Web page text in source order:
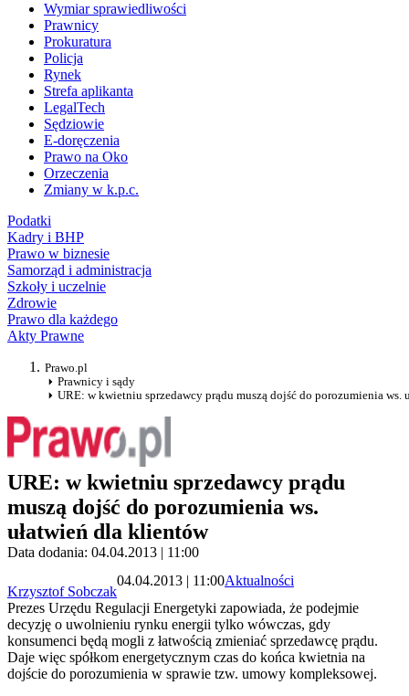
Wymiar sprawiedliwości
Prawnicy
Prokuratura
Policja
Rynek
Strefa aplikanta
LegalTech
Sędziowie
E-doręczenia
Prawo na Oko
Orzeczenia
Zmiany w k.p.c.
Podatki
Kadry i BHP
Prawo w biznesie
Samorząd i administracja
Szkoły i uczelnie
Zdrowie
Prawo dla każdego
Akty Prawne
Prawo.pl
Prawnicy i sądy
URE: w kwietniu sprzedawcy prądu muszą dojść do porozumienia ws.
URE: w kwietniu sprzedawcy prądu
muszą dojść do porozumienia ws.
ułatwień dla klientów
Data dodania: 04.04.2013 | 11:00
Krzysztof Sobczak
04.04.2013 | 11:00Aktualności
Prezes Urzędu Regulacji Energetyki zapowiada, że podejmie
decyzję o uwolnieniu rynku energii tylko wówczas, gdy
konsumenci będą mogli z łatwością zmieniać sprzedawcę prądu.
Daje więc spółkom energetycznym czas do końca kwietnia na
dojście do porozumienia w sprawie tzw. umowy kompleksowej.